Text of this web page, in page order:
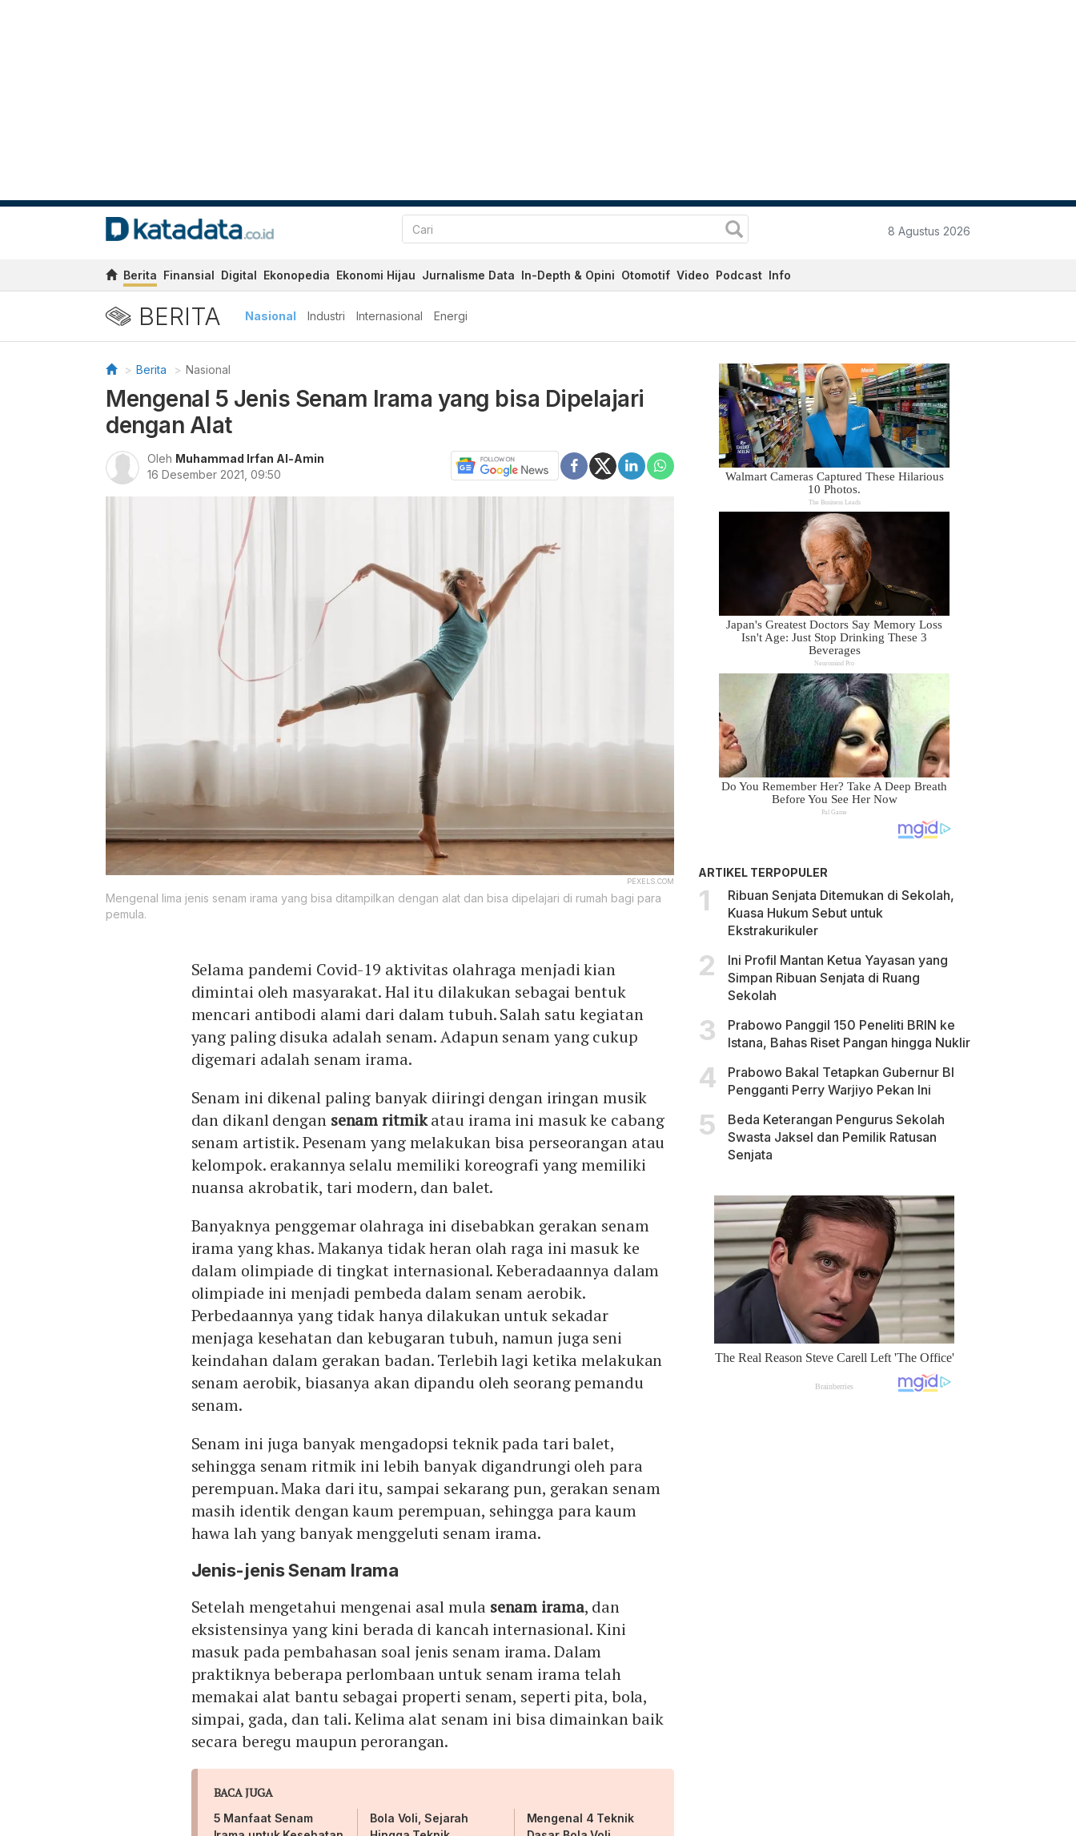
8 Agustus 2026
Berita Finansial Digital Ekonopedia Ekonomi Hijau Jurnalisme Data In-Depth & Opini Otomotif Video Podcast Info
BERITA Nasional Industri Internasional Energi
Berita Nasional
Mengenal 5 Jenis Senam Irama yang bisa Dipelajari
dengan Alat
Oleh Muhammad Irfan Al-Amin
16 Desember 2021, 09:50
PEXELS.COM
Mengenal lima jenis senam irama yang bisa ditampilkan dengan alat dan bisa dipelajari di rumah bagi para
pemula.
Selama pandemi Covid-19 aktivitas olahraga menjadi kian
dimintai oleh masyarakat. Hal itu dilakukan sebagai bentuk
mencari antibodi alami dari dalam tubuh. Salah satu kegiatan
yang paling disuka adalah senam. Adapun senam yang cukup
digemari adalah senam irama.
Senam ini dikenal paling banyak diiringi dengan iringan musik
dan dikanl dengan senam ritmikatau irama ini masuk ke cabang
senam artistik. Pesenam yang melakukan bisa perseorangan atau
kelompok. erakannya selalu memiliki koreografi yang memiliki
nuansa akrobatik, tari modern, dan balet.
Banyaknya penggemar olahraga ini disebabkan gerakan senam
irama yang khas. Makanya tidak heran olah raga ini masuk ke
dalam olimpiade di tingkat internasional. Keberadaannya dalam
olimpiade ini menjadi pembeda dalam senam aerobik.
Perbedaannya yang tidak hanya dilakukan untuk sekadar
menjaga kesehatan dan kebugaran tubuh, namun juga seni
keindahan dalam gerakan badan. Terlebih lagi ketika melakukan
senam aerobik, biasanya akan dipandu oleh seorang pemandu
senam.
Senam ini juga banyak mengadopsi teknik pada tari balet,
sehingga senam ritmik ini lebih banyak digandrungi oleh para
perempuan. Maka dari itu, sampai sekarang pun, gerakan senam
masih identik dengan kaum perempuan, sehingga para kaum
hawa lah yang banyak menggeluti senam irama.
Jenis-jenis Senam Irama
Setelah mengetahui mengenai asal mula senam irama, dan
eksistensinya yang kini berada di kancah internasional. Kini
masuk pada pembahasan soal jenis senam irama. Dalam
praktiknya beberapa perlombaan untuk senam irama telah
memakai alat bantu sebagai properti senam, seperti pita, bola,
simpai, gada, dan tali. Kelima alat senam ini bisa dimainkan baik
secara beregu maupun perorangan.
BACA JUGA
5 Manfaat Senam
Bola Voli, Sejarah
Mengenal 4 Teknik
ARTIKEL TERPOPULER
Ribuan Senjata Ditemukan di Sekolah,
Kuasa Hukum Sebut untuk
Ekstrakurikuler
Ini Profil Mantan Ketua Yayasan yang
Simpan Ribuan Senjata di Ruang
Sekolah
Prabowo Panggil 150 Peneliti BRIN ke
Istana, Bahas Riset Pangan hingga Nuklir
Prabowo Bakal Tetapkan Gubernur BI
Pengganti Perry Warjiyo Pekan Ini
Beda Keterangan Pengurus Sekolah
Swasta Jaksel dan Pemilik Ratusan
Senjata